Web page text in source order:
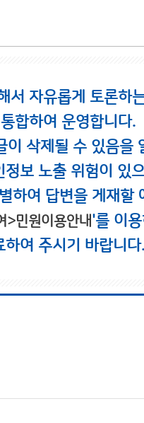
서 자유롭게 토론하
합하여 운영합니다.
삭제될 수 있음을
보 노출 위험이 있
하여 답변을 게재할
>민원이용안내'를 이
여 주시기 바랍니다.